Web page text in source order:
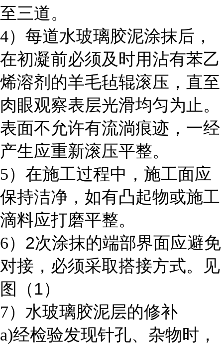
至三道。
4）每道水玻璃胶泥涂抹后，
在初凝前必须及时用沾有苯乙
烯溶剂的羊毛毡辊滚压，直至
肉眼观察表层光滑均匀为止。
表面不允许有流淌痕迹，一经
产生应重新滚压平整。
5）在施工过程中，施工面应
保持洁净，如有凸起物或施工
滴料应打磨平整。
6） 2次涂抹的端部界面应避免
对接，必须采取搭接方式。见
图（1）
7）水玻璃胶泥层的修补
a)经检验发现针孔、杂物时，